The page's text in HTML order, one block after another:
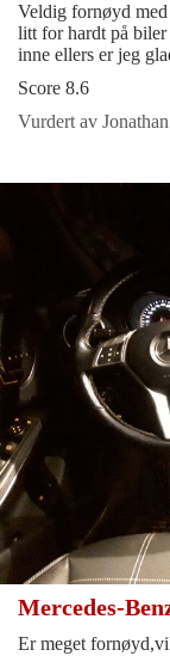
Veldig fornøyd
litt for hardt på
inne ellers er jeg
Score 8.6
Vurdert av Jonathan
Mercedes-
Er meget